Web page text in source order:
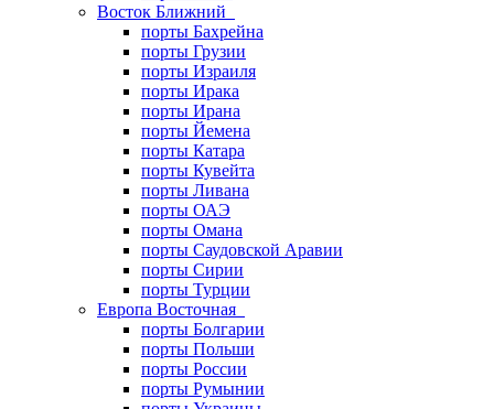
Восток Ближний
порты Бахрейна
порты Грузии
порты Израиля
порты Ирака
порты Ирана
порты Йемена
порты Катара
порты Кувейта
порты Ливана
порты ОАЭ
порты Омана
порты Саудовской Аравии
порты Сирии
порты Турции
Европа Восточная
порты Болгарии
порты Польши
порты России
порты Румынии